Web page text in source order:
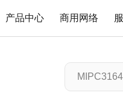
产品中心 商用网络